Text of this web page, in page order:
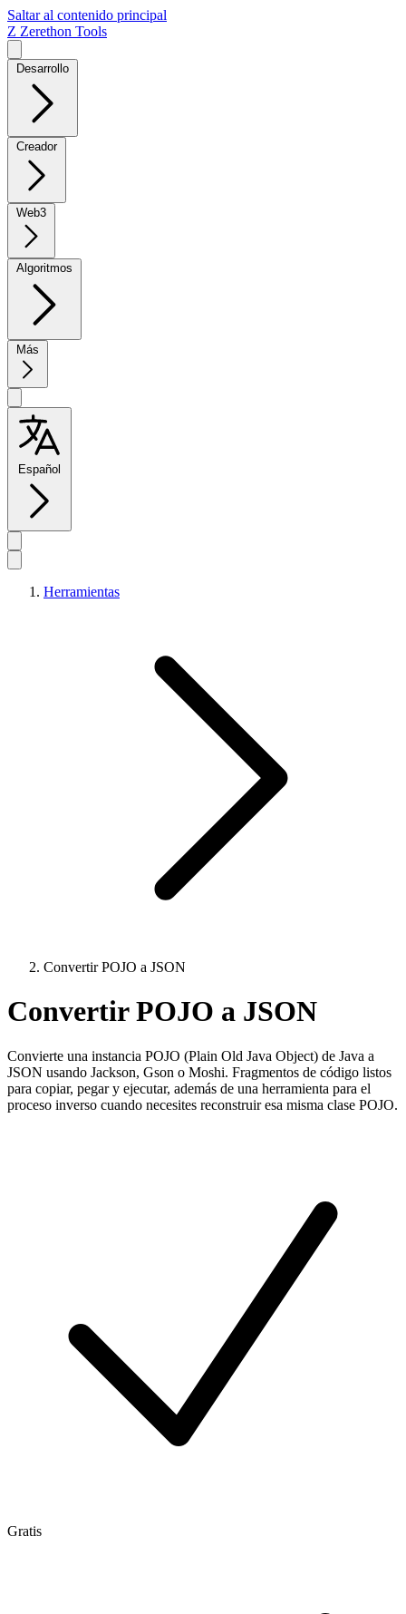
Saltar al contenido principal
Z Zerethon Tools
Desarrollo
Creador
Web3
Algoritmos
Más
Español
Herramientas
Convertir POJO a JSON
Convertir POJO a JSON
Convierte una instancia POJO (Plain Old Java Object) de Java a
JSON usando Jackson, Gson o Moshi. Fragmentos de código listos
para copiar, pegar y ejecutar, además de una herramienta para el
proceso inverso cuando necesites reconstruir esa misma clase POJO.
Gratis